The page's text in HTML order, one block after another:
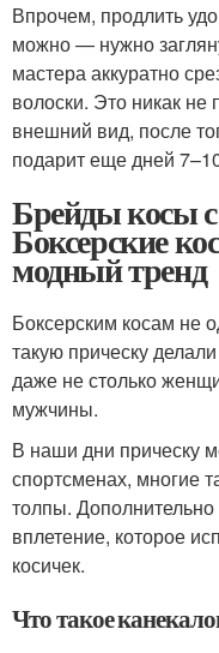
Впрочем, продлить
можно — нужно
мастера аккуратно
волоски. Это никак не
внешний вид, после
подарит еще дней
Брейды косы
Боксерские
модный тренд
Боксерским косам не
такую прическу
даже не столько
мужчины.
В наши дни прическу
спортсменах, многие
толпы. Дополнительно
вплетение, которое
косичек.
Что такое